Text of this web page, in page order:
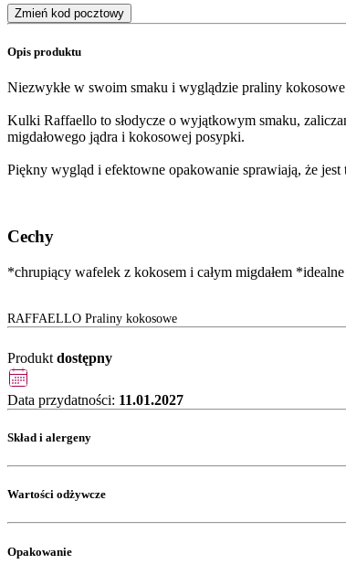
Zmień kod pocztowy
Opis produktu
Niezwykłe w swoim smaku i wyglądzie praliny
Kulki Raffaello to słodycze o wyjątkowym smaku,
migdałowego jądra i kokosowej posypki.
Piękny wygląd i efektowne opakowanie sprawiają, że
Cechy
*chrupiący wafelek z kokosem i całym migdałem
RAFFAELLO Praliny kokosowe
Produkt dostępny
Data przydatności: 11.01.2027
Skład i alergeny
Wartości odżywcze
Opakowanie